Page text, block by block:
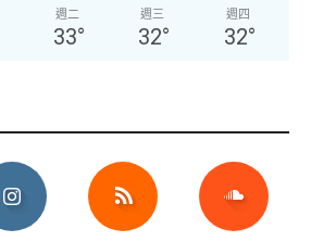
週二
33°
週三
32°
週四
32°